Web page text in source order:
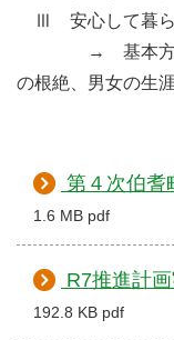
Ⅲ 安心して暮ら
→ 基本方針 ジ
の根絶、男女の生
第４次伯耆
1.6 MB pdf
R7推進計
192.8 KB pdf